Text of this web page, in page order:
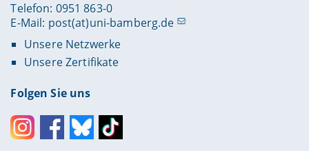
Telefon: 0951 863-0
E-Mail: post(at)uni-bamberg.de
Unsere Netzwerke
Unsere Zertifikate
Folgen Sie uns